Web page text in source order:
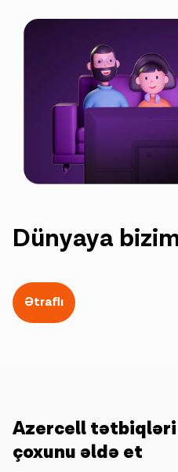
Dünyaya
Ətraflı
Azercell tətbiqləri
çoxunu əldə et